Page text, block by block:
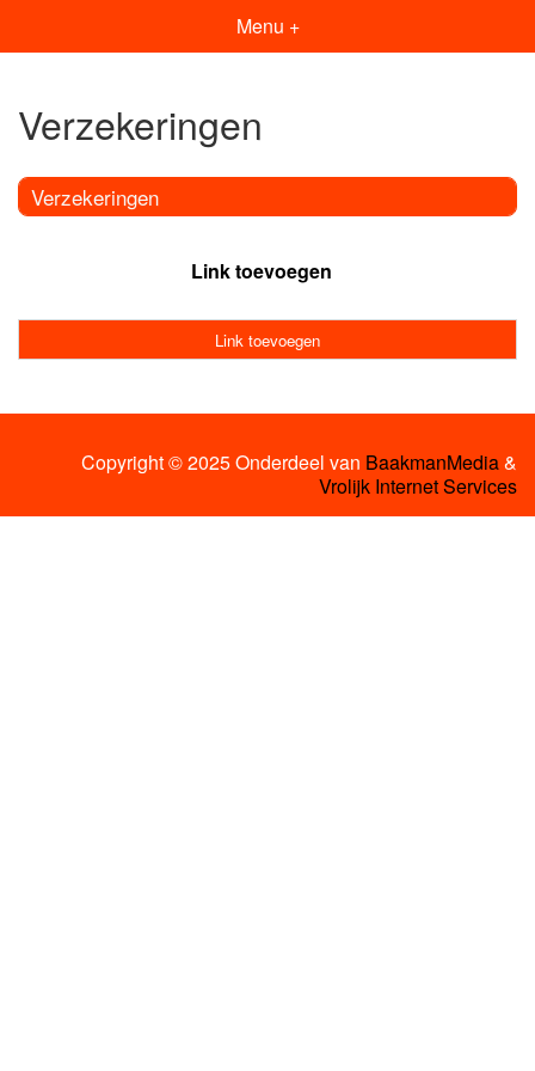
Menu +
Verzekeringen
Verzekeringen
Link toevoegen
Link toevoegen
Copyright © 2025 Onderdeel van BaakmanMedia&
Vrolijk Internet Services